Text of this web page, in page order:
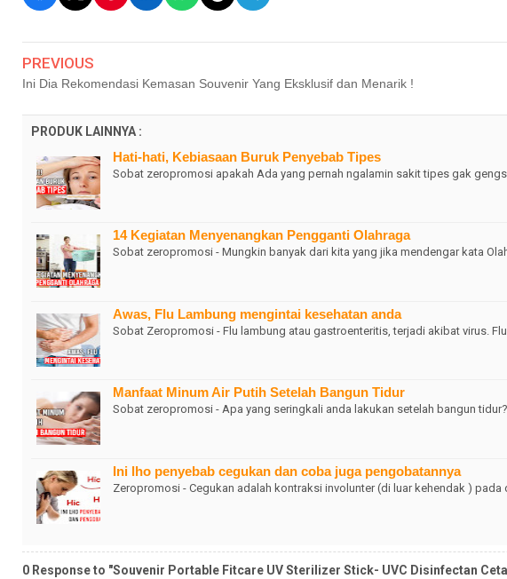
PREVIOUS
Ini Dia Rekomendasi Kemasan Souvenir Yang Eksklusif dan Menarik !
PRODUK LAINNYA :
Hati-hati, Kebiasaan Buruk Penyebab Tipes
Sobat zeropromosi apakah Ada yang pernah ngalamin sakit tipes gak
14 Kegiatan Menyenangkan Pengganti Olahraga
Sobat zeropromosi - Mungkin banyak dari kita yang jika mendengar kata
Awas, Flu Lambung mengintai kesehatan anda
Sobat Zeropromosi - Flu lambung atau gastroenteritis, terjadi akibat virus.
Manfaat Minum Air Putih Setelah Bangun Tidur
Sobat zeropromosi - Apa yang seringkali anda lakukan setelah bangun
Ini lho penyebab cegukan dan coba juga pengobatannya
Zeropromosi - Cegukan adalah kontraksi involunter (di luar kehendak ) pada
0 Response to "Souvenir Portable Fitcare UV Sterilizer Stick- UVC Disinfectan